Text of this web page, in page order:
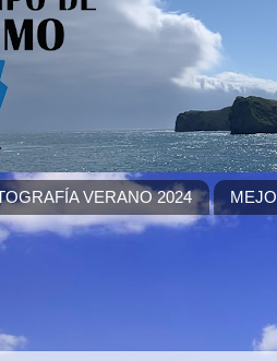
VERANO 2024